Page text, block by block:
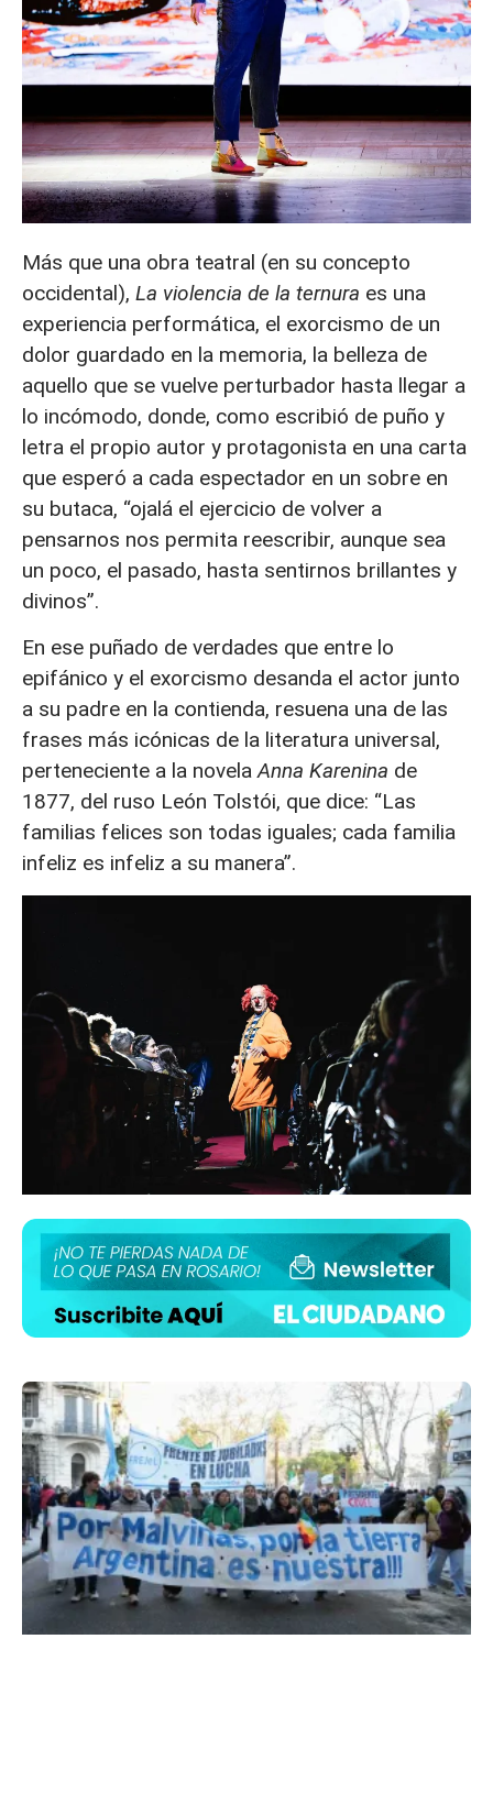
Más que una obra teatral (en su concepto
occidental), La violencia de la ternura es una
experiencia performática, el exorcismo de un
dolor guardado en la memoria, la belleza de
aquello que se vuelve perturbador hasta llegar a
lo incómodo, donde, como escribió de puño y
letra el propio autor y protagonista en una carta
que esperó a cada espectador en un sobre en
su butaca, “ojalá el ejercicio de volver a
pensarnos nos permita reescribir, aunque sea
un poco, el pasado, hasta sentirnos brillantes y
divinos”.
En ese puñado de verdades que entre lo
epifánico y el exorcismo desanda el actor junto
a su padre en la contienda, resuena una de las
frases más icónicas de la literatura universal,
perteneciente a la novelaAnna Karenina de
1877, del ruso León Tolstói, que dice: “Las
familias felices son todas iguales; cada familia
infeliz es infeliz a su manera”.